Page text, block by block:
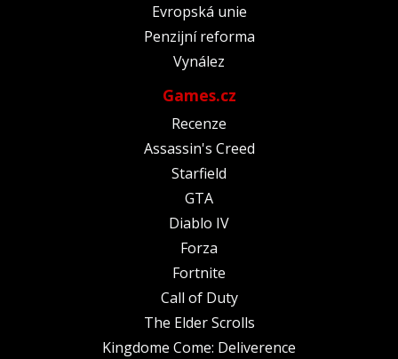
Evropská unie
Penzijní reforma
Vynález
Games.cz
Recenze
Assassin's Creed
Starfield
GTA
Diablo IV
Forza
Fortnite
Call of Duty
The Elder Scrolls
Kingdome Come: Deliverence